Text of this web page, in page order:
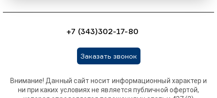
+7 (343)302-17-80
Заказать звонок
Внимание! Данный сайт носит информационный характер и
ни при каких условиях не является публичной офертой,